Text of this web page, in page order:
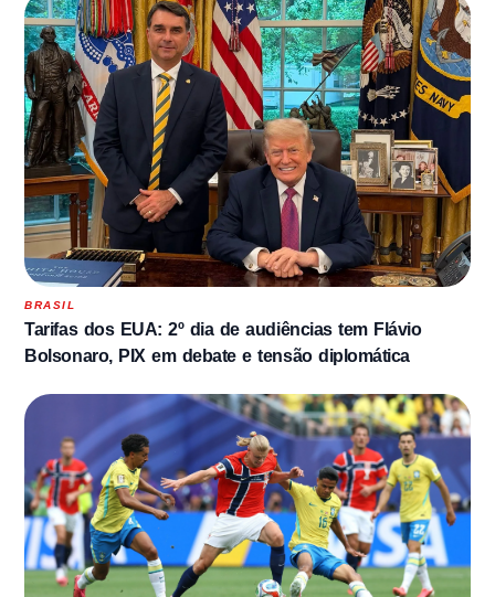
BRASIL
Tarifas dos EUA: 2º dia de audiências tem Flávio
Bolsonaro, PIX em debate e tensão diplomática